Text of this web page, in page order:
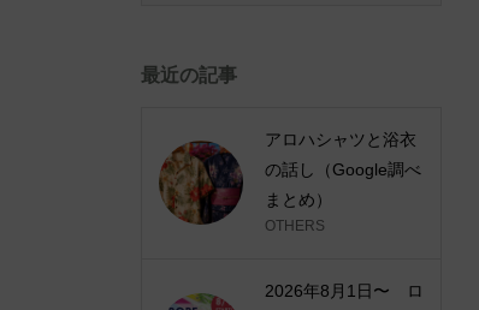
最近の記事
アロハシャツと浴衣
の話し（Google調べ
まとめ）
OTHERS
2026年8月1日〜 ロ